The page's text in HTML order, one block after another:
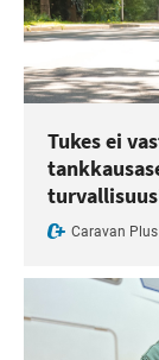
Tukes ei
Caravan Plus